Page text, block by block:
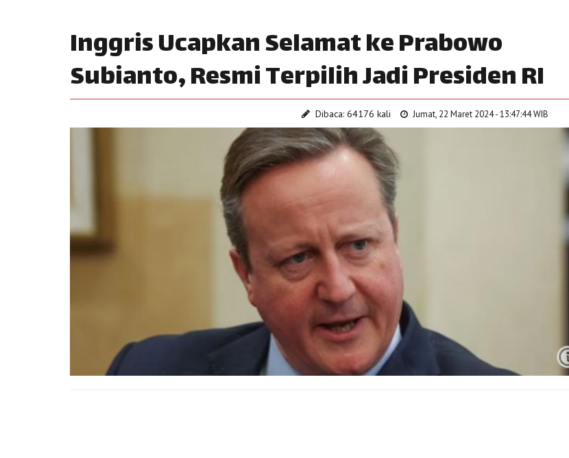
Inggris Ucapkan Selamat ke Prabowo
Subianto, Resmi Terpilih Jadi Presiden RI
Dibaca: 64176 kali Jumat, 22 Maret 2024 - 13:47:44 WIB